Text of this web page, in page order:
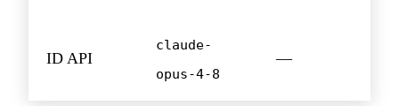
ID API
claude-
opus-4-8
—